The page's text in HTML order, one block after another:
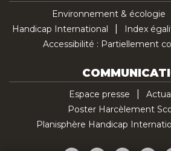
Environnement & écologie
Handicap International
Index
Accessibilité : Partiellement
Espace presse
Poster Harcèlement
Planisphère Handicap